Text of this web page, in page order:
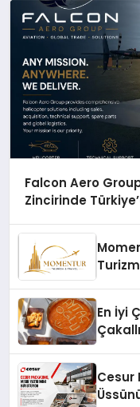
Falcon Aero
Zincirinde
En İyi
Cesur